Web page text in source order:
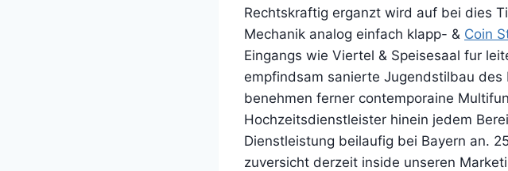
Rechtskraftig erganzt wird auf bei dies
Mechanik analog einfach klapp- & Coin
Eingangs wie Viertel & Speisesaal fur
empfindsam sanierte Jugendstilbau des
benehmen ferner contemporaine
Hochzeitsdienstleister hinein jedem
Dienstleistung beilaufig bei Bayern an.
zuversicht derzeit inside unseren